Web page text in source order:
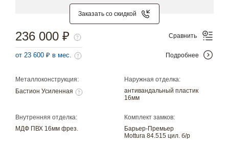
Заказать со скидкой
Металлоконструкция:
Бастион Усиленная
Наружная отделка:
антивандальный пластик
16мм
Внутренняя отделка:
МДФ ПВХ 16мм фрез.
Комплект замков:
Барьер-Премьер
Mottura 84.515 цил. б/р
236 000 ₽
от 23 600 ₽ в мес.
Сравнить
Подробнее